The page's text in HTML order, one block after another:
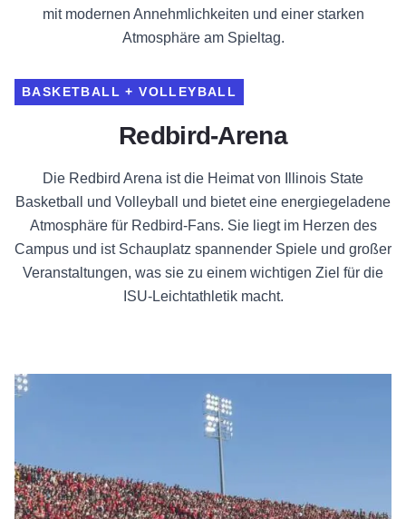
mit modernen Annehmlichkeiten und einer starken
Atmosphäre am Spieltag.
BASKETBALL + VOLLEYBALL
Redbird-Arena
Die Redbird Arena ist die Heimat von Illinois State
Basketball und Volleyball und bietet eine energiegeladene
Atmosphäre für Redbird-Fans. Sie liegt im Herzen des
Campus und ist Schauplatz spannender Spiele und großer
Veranstaltungen, was sie zu einem wichtigen Ziel für die
ISU-Leichtathletik macht.